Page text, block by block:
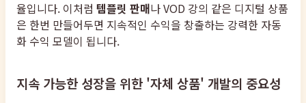
율입니다. 이처럼 템플릿 판매나 VOD 강의 같은 디지털 상품
은 한번 만들어두면 지속적인 수익을 창출하는 강력한 자동
화 수익 모델이 됩니다.
지속 가능한 성장을 위한 '자체 상품' 개발의 중요성